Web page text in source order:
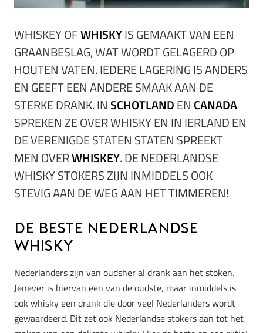
WHISKEY OFWHISKYIS GEMAAKT VAN EEN
GRAANBESLAG, WAT WORDT GELAGERD OP
HOUTEN VATEN. IEDERE LAGERING IS ANDERS
EN GEEFT EEN ANDERE SMAAK AAN DE
STERKE DRANK. INSCHOTLANDEN CANADA
SPREKEN ZE OVER WHISKY EN IN IERLAND EN
DE VERENIGDE STATEN STATEN SPREEKT
MEN OVERWHISKEY. DE NEDERLANDSE
WHISKY STOKERS ZIJN INMIDDELS OOK
STEVIG AAN DE WEG AAN HET TIMMEREN!
De beste Nederlandse
whisky
Nederlanders zijn van oudsher al drank aan het stoken.
Jenever is hiervan een van de oudste, maar inmiddels is
ook whisky een drank die door veel Nederlanders wordt
gewaardeerd. Dit zet ook Nederlandse stokers aan tot het